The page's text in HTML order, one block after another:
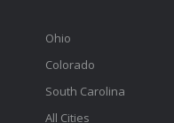
Ohio
Colorado
South Carolina
All Cities